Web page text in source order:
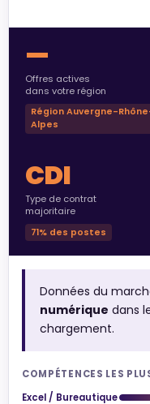
—
Offres actives
dans votre région
Région Auvergne-
Alpes
CDI
Type de contrat
majoritaire
71% des postes
Données du
numérique dans
chargement.
COMPÉTENCES LES
Excel / Bureautique